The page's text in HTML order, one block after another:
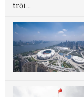
trời...